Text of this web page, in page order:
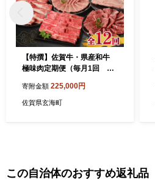
【特撰】佐賀牛・県産和牛
極味肉定期便（毎月1回 計
牛 黒毛和牛 国産 佐賀県産和
牛 ロース 薄切り ハンバーグ
寄附金額 225,000円
佐賀県玄海町
この自治体のおすすめ返礼品